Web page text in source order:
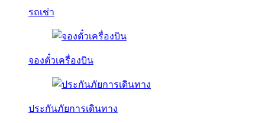
รถเช่า
จองตั๋วเครื่องบิน
ประกันภัยการเดินทาง